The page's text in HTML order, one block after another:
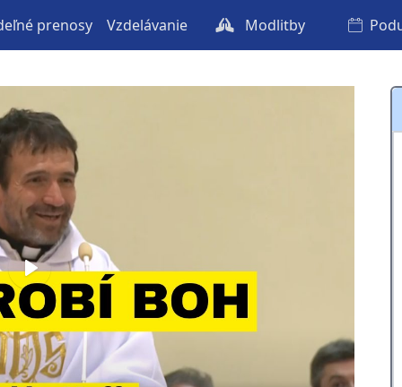
prenosy Vzdelávanie Modlitby
Play